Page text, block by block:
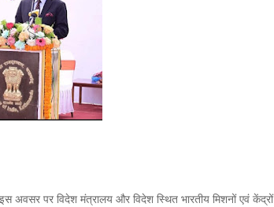
अवसर पर विदेश मंत्रालय और विदेश स्थित भारतीय मिशनों एवं केंद्रों